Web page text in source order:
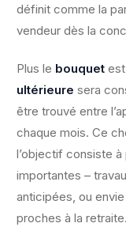
définit comme la
vendeur dès la
Plus le bouquet
ultérieure sera
être trouvé entre
chaque mois. Ce
l’objectif consiste
importantes –
anticipées, ou
proches à la retraite.